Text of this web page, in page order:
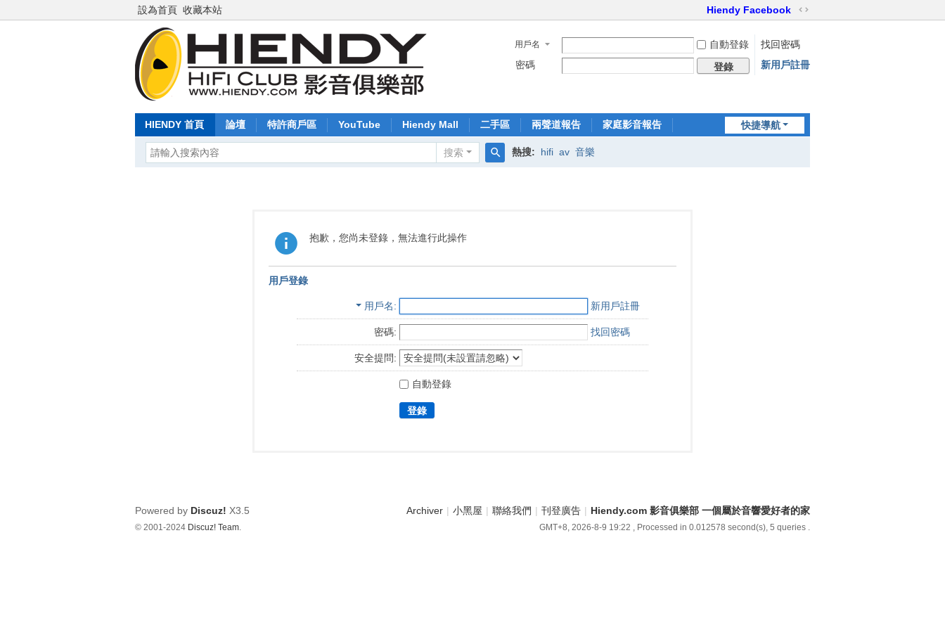
設為首頁 收藏本站 Hiendy Facebook
切
到
寬
版
用戶名 自動登錄
找回密碼
密碼
登錄 新用戶註冊
快捷導航
HIENDY 首頁 論壇 特許商戶區 YouTube Hiendy Mall 二手區 兩聲道報告
家庭影音報告
搜索 熱搜: hifi av 音樂
抱歉，您尚未登錄，無法進行此操作
用戶登錄
用戶名 新用戶註冊
密碼: 找回密碼
安全提問:
自動登錄
登錄
Archiver | 小黑屋 | 聯絡我們 | 刊登廣告 | Hiendy.com 影音俱樂部 一個屬於音響愛好者的家
GMT+8, 2026-8-9 19:22 , Processed in 0.012578 second(s), 5 queries .
Powered by Discuz! X3.5
© 2001-2024 Discuz! Team.